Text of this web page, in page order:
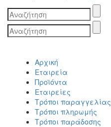
Search
for:
Search
for:
Αρχική
Εταιρεία
Προϊόντα
Εταιρείες
Τρόποι παραγγελίας
Τρόποι πληρωμής
Τρόποι παράδοσης